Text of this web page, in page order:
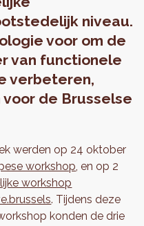
niveau.
voor om de
van functionele
verbeteren,
de Brusselse
werden op 24 oktober
workshop , en op 2
workshop
. Tijdens deze
konden de drie